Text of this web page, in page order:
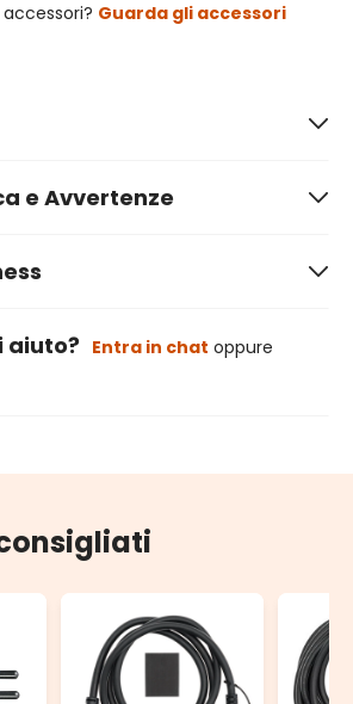
Guarda gli accessori
e Avvertenze
aiuto? Entra in chat oppure